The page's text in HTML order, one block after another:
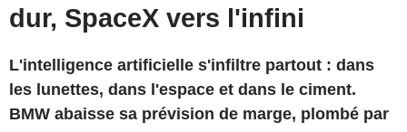
dur, SpaceX vers l'infini
L'intelligence artificielle s'infiltre partout : dans
les lunettes, dans l'espace et dans le ciment.
BMW abaisse sa prévision de marge, plombé par